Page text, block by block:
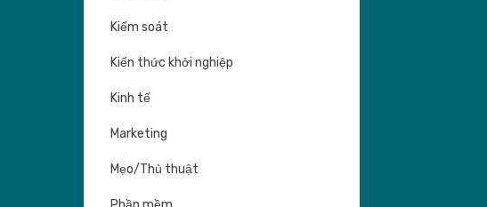
Kiểm soát
Kiến thức khởi nghiệp
Kinh tế
Marketing
Mẹo/Thủ thuật